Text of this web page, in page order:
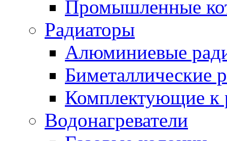
Промышленные
Радиаторы
Алюминиевые
Биметаллические
Комплектующие к
Водонагреватели